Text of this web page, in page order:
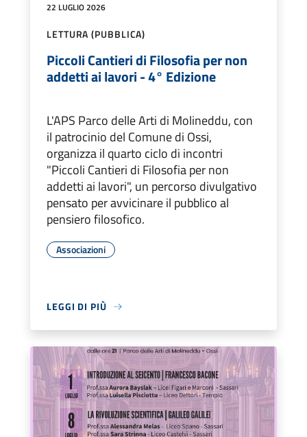
22 LUGLIO 2026
LETTURA (PUBBLICA)
Piccoli Cantieri di Filosofia per non
addetti ai lavori - 4° Edizione
L'APS Parco delle Arti di Molineddu, con
il patrocinio del Comune di Ossi,
organizza il quarto ciclo di incontri
"Piccoli Cantieri di Filosofia per non
addetti ai lavori", un percorso divulgativo
pensato per avvicinare il pubblico al
pensiero filosofico.
Associazioni
LEGGI DI PIÙ